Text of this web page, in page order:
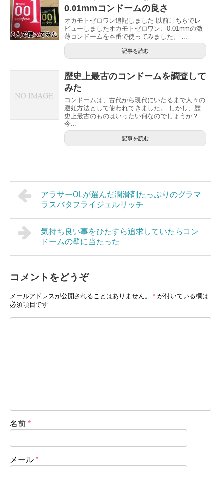
0.01mmコンドームの良さ
オカモトゼロワン追記しました 以前こちらでレ
ビューしましたオカモトゼロワン、0.01mmの激
薄コンドームを本番で使ってみました。 ...
記事を読む
歴史上最古のコンドームを調査して
みた
コンドームは、古代から現代にいたるまで人々の
避妊方法として使われてきました。 しかし、歴
史上最古のものはいったい何なのでしょうか？
今...
記事を読む
アラサーOLが選んだ潤滑剤たっぷりのグラマ
ラスバタフライジェルリッチ
気持ち良い事をひたすら追求していたらコン
ドームの壁に当たった
コメントをどうぞ
メールアドレスが公開されることはありません。 * が付いている欄は
必須項目です
名前 *
メール *